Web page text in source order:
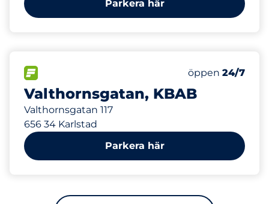
Parkera här
Valthornsgatan, KBAB
Valthornsgatan 117
656 34 Karlstad
Antal
Totalt antal
Lördag
öppen 24/7
305 m
Parkera här